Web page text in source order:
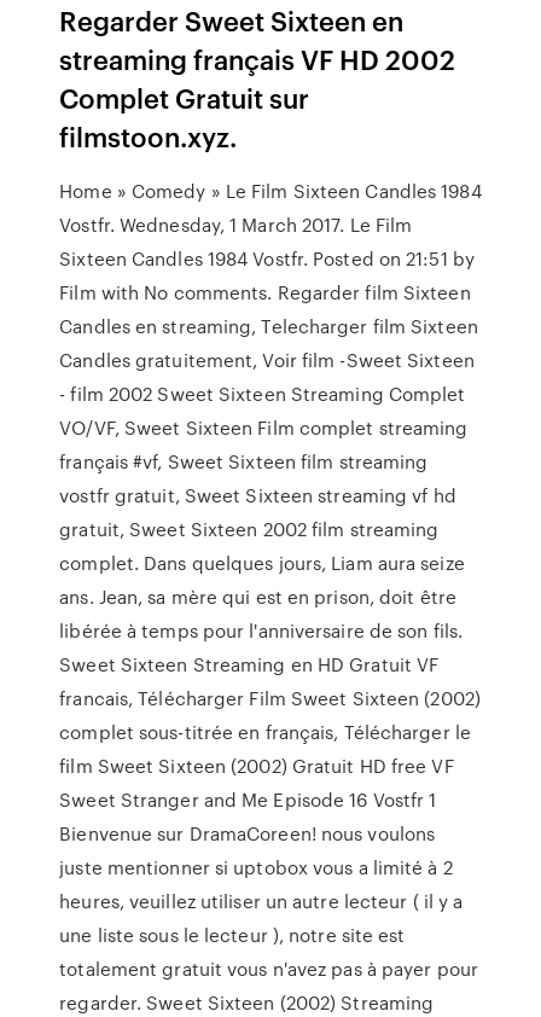
Regarder Sweet Sixteen en
streaming français VF HD 2002
Complet Gratuit sur
filmstoon.xyz.
Home » Comedy » Le Film Sixteen Candles 1984
Vostfr. Wednesday, 1 March 2017. Le Film
Sixteen Candles 1984 Vostfr. Posted on 21:51 by
Film with No comments. Regarder film Sixteen
Candles en streaming, Telecharger film Sixteen
Candles gratuitement, Voir film -Sweet Sixteen
- film 2002 Sweet Sixteen Streaming Complet
VO/VF, Sweet Sixteen Film complet streaming
français #vf, Sweet Sixteen film streaming
vostfr gratuit, Sweet Sixteen streaming vf hd
gratuit, Sweet Sixteen 2002 film streaming
complet. Dans quelques jours, Liam aura seize
ans. Jean, sa mère qui est en prison, doit être
libérée à temps pour l'anniversaire de son fils.
Sweet Sixteen Streaming en HD Gratuit VF
francais, Télécharger Film Sweet Sixteen (2002)
complet sous-titrée en français, Télécharger le
film Sweet Sixteen (2002) Gratuit HD free VF
Sweet Stranger and Me Episode 16 Vostfr 1
Bienvenue sur DramaCoreen! nous voulons
juste mentionner si uptobox vous a limité à 2
heures, veuillez utiliser un autre lecteur ( il y a
une liste sous le lecteur ), notre site est
totalement gratuit vous n'avez pas à payer pour
regarder. Sweet Sixteen (2002) Streaming